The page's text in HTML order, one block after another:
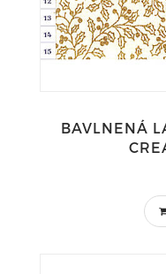
BAVLNENÁ